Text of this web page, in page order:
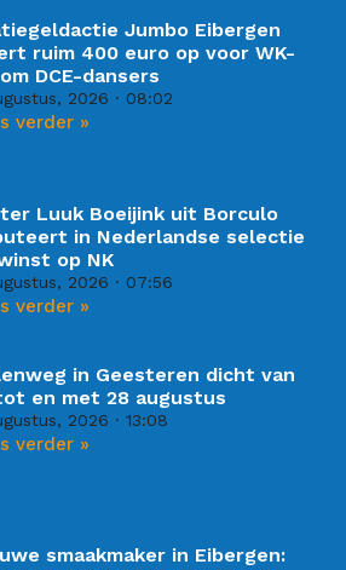
Jumbo Eibergen
ruim 400 euro op voor WK-
DCE-dansers
2026 08:02
verder »
Luuk Boeijink uit Borculo
in Nederlandse selectie
op NK
2026 07:56
verder »
in Geesteren dicht van
en met 28 augustus
2026 13:08
verder »
smaakmaker in Eibergen: